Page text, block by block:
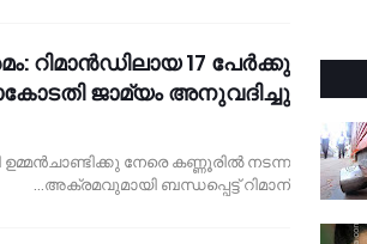
റിമാന്‍ഡിലായ 17 പേര്‍ക്കു
ജാമ്യം അനുവദിച്ചു
നേരെ കണ്ണൂരില്‍ നടന്ന
അക്രമവുമായി ബന്ധപ്പെട്ട് റിമാന്‍…